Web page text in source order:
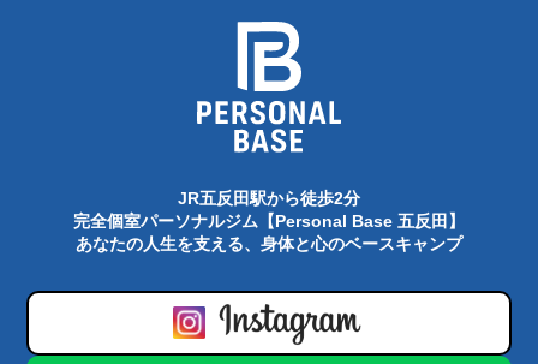
JR五反田駅から徒歩2分
完全個室パーソナルジム【Personal Base 五反田】
あなたの人生を支える、身体と心のベースキャンプ